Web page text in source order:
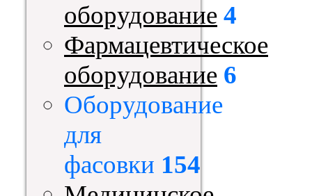
оборудование 4
Фармацевтическое
оборудование 6
Оборудование
для
фасовки 154